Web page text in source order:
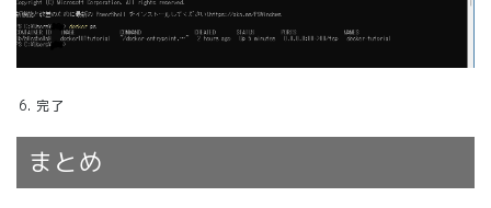
完了
まとめ